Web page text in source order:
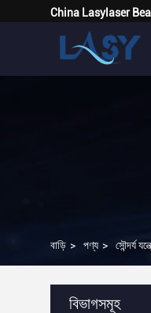
China Lasylaser
বাড়ি > পণ্য > সৌন্দর্য
বিভাগসমূহ